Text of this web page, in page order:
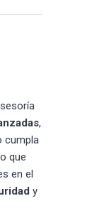
,
cumpla
que
en el
y